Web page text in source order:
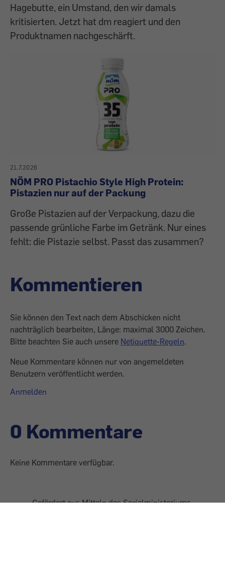
Hagebutte, ein Umstand, den wir damals
kritisierten. Jetzt hat dm reagiert und den
Produktnamen nachgeschärft.
21.7.2026
NÖM PRO Pistachio Style High Protein:
Pistazien nur auf der Packung
Große Pistazien auf der Verpackung, dazu die
passende grünliche Farbe im Getränk. Nur eines
fehlt: die Pistazie selbst. Passt das zusammen?
Kommentieren
Sie können den Text nach dem Abschicken nicht
nachträglich bearbeiten, Länge: maximal 3000 Zeichen.
Bitte beachten Sie auch unsere Netiquette-Regeln.
Neue Kommentare können nur von angemeldeten
Benutzern veröffentlicht werden.
Anmelden
0 Kommentare
Keine Kommentare verfügbar.
Gefördert aus Mitteln des Sozialministeriums